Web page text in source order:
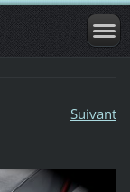
Suivant